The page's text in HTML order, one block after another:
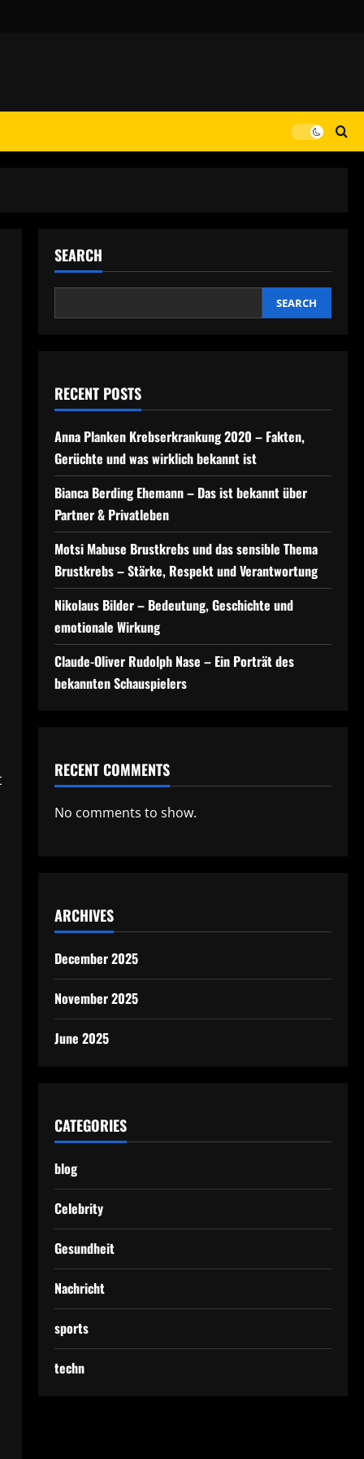
SEARCH
SEARCH
RECENT POSTS
Anna Planken Krebserkrankung 2020 – Fakten,
Gerüchte und was wirklich bekannt ist
Bianca Berding Ehemann – Das ist bekannt über
Partner & Privatleben
Motsi Mabuse Brustkrebs und das sensible Thema
Brustkrebs – Stärke, Respekt und Verantwortung
Nikolaus Bilder – Bedeutung, Geschichte und
emotionale Wirkung
Claude-Oliver Rudolph Nase – Ein Porträt des
bekannten Schauspielers
RECENT COMMENTS
No comments to show.
ARCHIVES
December 2025
November 2025
June 2025
CATEGORIES
blog
Celebrity
Gesundheit
Nachricht
sports
techn